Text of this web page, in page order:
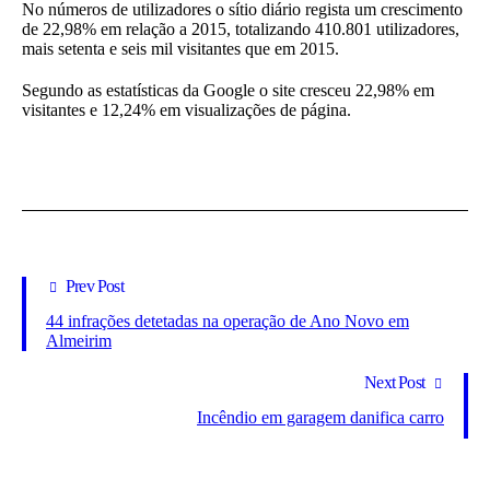
No números de utilizadores o sítio diário regista um crescimento
de 22,98% em relação a 2015, totalizando 410.801 utilizadores,
mais setenta e seis mil visitantes que em 2015.
Segundo as estatísticas da Google o site cresceu 22,98% em
visitantes e 12,24% em visualizações de página.
Prev Post
44 infrações detetadas na operação de Ano Novo em
Almeirim
Next Post
Incêndio em garagem danifica carro